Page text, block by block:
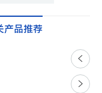
产品推荐